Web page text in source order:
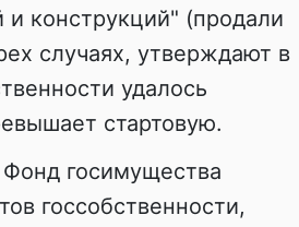
и конструкций" (продали
случаях, утверждают в
удалось
стартовую.
госимущества
госсобственности,